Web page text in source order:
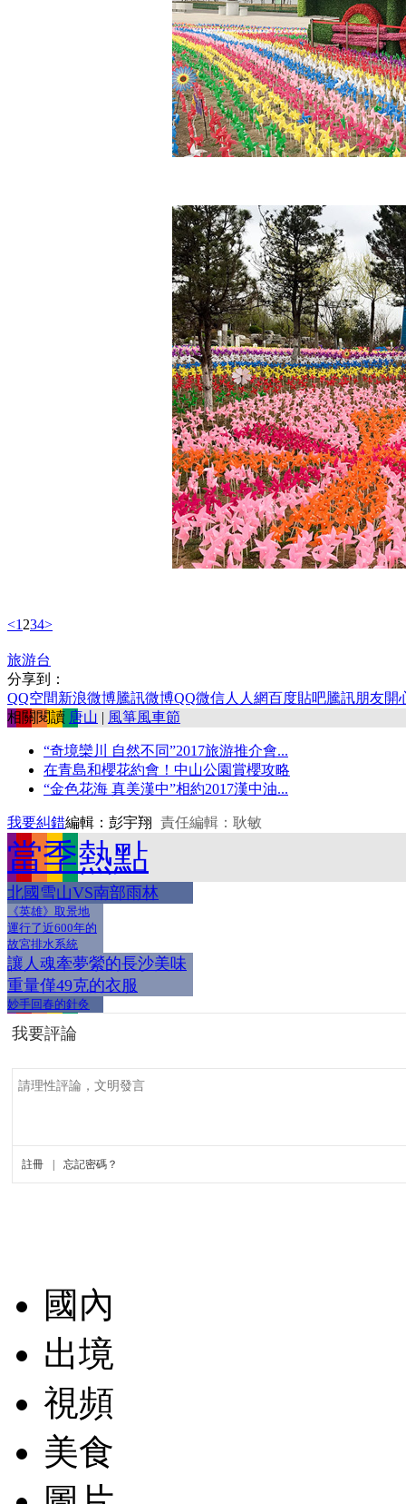
<1 234>
旅游台
分享到：
QQ空間新浪微博騰訊微博QQ微信人人網百度貼吧騰訊朋友開
相關閱讀 唐山 | 風箏風車節
“奇境欒川 自然不同”2017旅游推介會...
在青島和櫻花約會！中山公園賞櫻攻略
“金色花海 真美漢中”相約2017漢中油...
我要糾錯編輯：彭宇翔 責任編輯：耿敏
當季熱點
北國雪山VS南部雨林
《英雄》取景地
運行了近600年的
故宮排水系統
讓人魂牽夢縈的長沙美味
重量僅49克的衣服
妙手回春的針灸
國內
出境
視頻
美食